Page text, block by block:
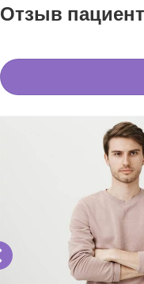
Отзыв